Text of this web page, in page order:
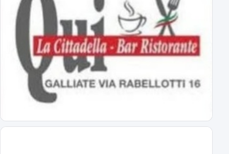
Novara: ecco gli orari delle prime 8 giornate
esordio ad Alessandria il 22 agosto alle 18
Virtus Entella-Novara: tutte le info
per l'amichevole del 5 agosto 2026
Al via il ritiro ligure: Bogliasco prossima tappa!
Sampdoria-Novara; sabato pomeriggio in diretta TV
Abbonamenti Novara 2026/2027: tutte le tariffe